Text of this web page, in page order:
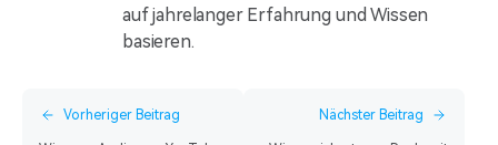
auf jahrelanger Erfahrung und Wissen
basieren.
Vorheriger Beitrag Nächster Beitrag